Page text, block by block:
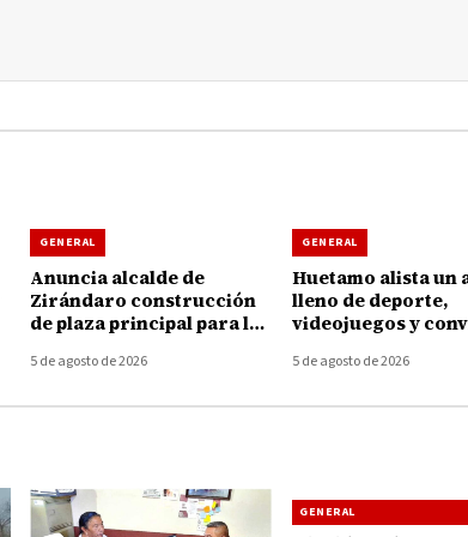
GENERAL
Anuncia alcalde de
Zirándaro construcción
de plaza principal para la
5 de agosto de 2026
GENERAL
Huetamo alista un
lleno de deporte,
videojuegos y
5 de agosto de 2026
GENERAL